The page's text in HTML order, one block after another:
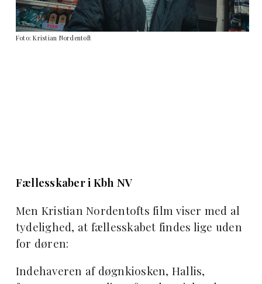
Foto: Kristian Nordentoft
Fællesskaber i Kbh NV
Men Kristian Nordentofts film viser med al
tydelighed, at fællesskabet findes lige uden
for døren:
Indehaveren af døgnkiosken, Hallis,